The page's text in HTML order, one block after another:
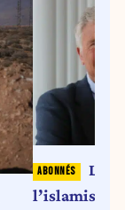
l’islamisme